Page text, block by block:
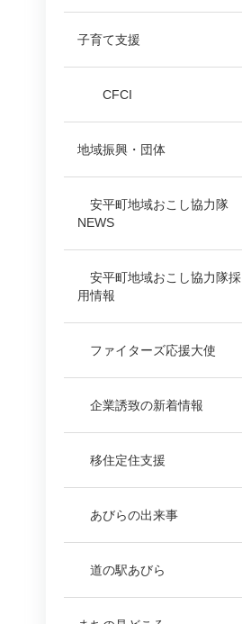
子育て支援
CFCI
地域振興・団体
安平町地域おこし協力隊
NEWS
安平町地域おこし協力隊採
用情報
ファイターズ応援大使
企業誘致の新着情報
移住定住支援
あびらの出来事
道の駅あびら